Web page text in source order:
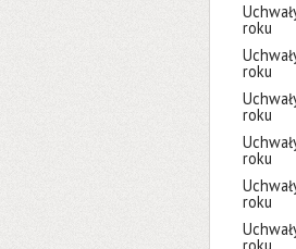
roku
roku
roku
roku
roku